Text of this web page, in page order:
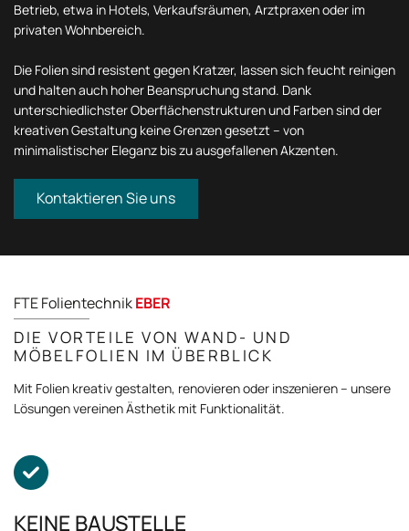
Betrieb, etwa in Hotels, Verkaufsräumen, Arztpraxen oder im
privaten Wohnbereich.
Die Folien sind resistent gegen Kratzer, lassen sich feucht reinigen
und halten auch hoher Beanspruchung stand. Dank
unterschiedlichster Oberflächenstrukturen und Farben sind der
kreativen Gestaltung keine Grenzen gesetzt – von
minimalistischer Eleganz bis zu ausgefallenen Akzenten.
Kontaktieren Sie uns
FTE FolientechnikEBER
DIE VORTEILE VON WAND- UND
MÖBELFOLIEN IM ÜBERBLICK
Mit Folien kreativ gestalten, renovieren oder inszenieren – unsere
Lösungen vereinen Ästhetik mit Funktionalität.

KEINE BAUSTELLE